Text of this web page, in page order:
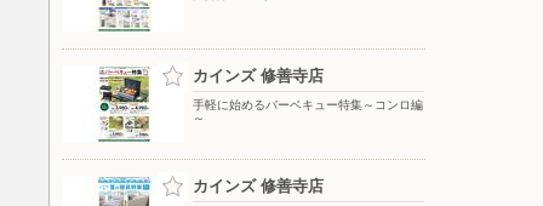
カインズ 修善寺店
手軽に始めるバーベキュー特集～コンロ編
～
カインズ 修善寺店